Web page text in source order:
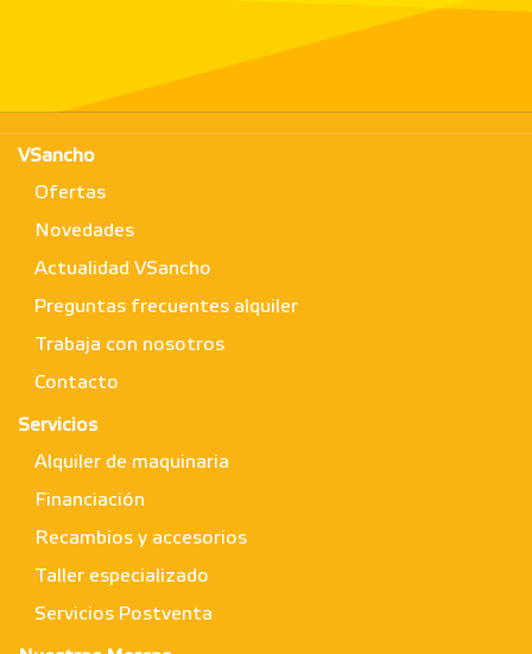
VSancho
Ofertas
Novedades
Actualidad VSancho
Preguntas frecuentes alquiler
Trabaja con nosotros
Contacto
Servicios
Alquiler de maquinaria
Financiación
Recambios y accesorios
Taller especializado
Servicios Postventa